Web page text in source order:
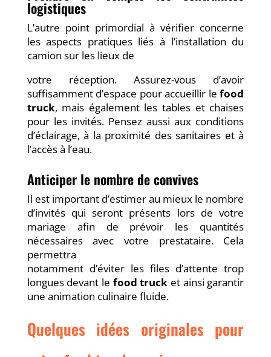
logistiques
L’autre point primordial à vérifier concerne
les aspects pratiques liés à l’installation du
camion sur les lieux de
votre réception. Assurez-vous d’avoir
suffisamment d’espace pour accueillir lefood
truck, mais également les tables et chaises
pour les invités. Pensez aussi aux conditions
d’éclairage, à la proximité des sanitaires et à
l’accès à l’eau.
Anticiper le nombre de convives
Il est important d’estimer au mieux le nombre
d’invités qui seront présents lors de votre
mariage afin de prévoir les quantités
nécessaires avec votre prestataire. Cela
permettra
notamment d’éviter les files d’attente trop
longues devant le food truck et ainsi garantir
une animation culinaire fluide.
Quelques idées originales pour